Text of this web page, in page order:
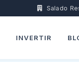
Salado
INVERTIR